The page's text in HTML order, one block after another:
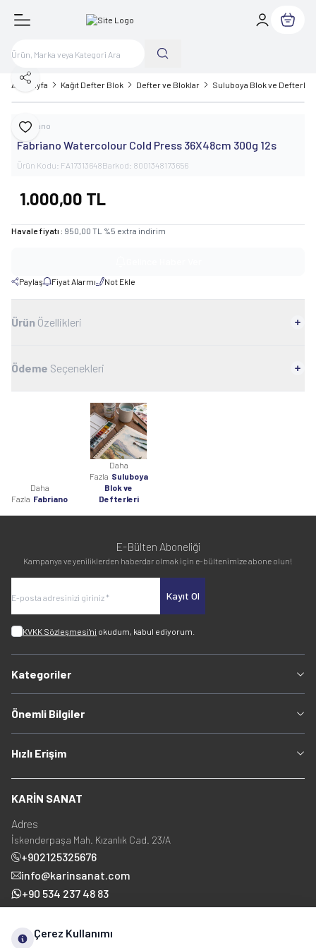
Sepetim
Ana Sayfa Kağıt Defter Blok Defter ve Bloklar Suluboya Blok ve Defterleri
Favoriye Ekle
Paylaş
Fabriano
Fabriano Watercolour Cold Press 36X48cm 300g 12s
Ürün Kodu: FA17313648Barkod: 8001348173656
1.000,00 TL
Havale fiyatı : 950,00 TL %5 extra indirim
Paylaş Fiyat Alarmı Not Ekle
Ürün Özellikleri
Ödeme Seçenekleri
Daha
Fazla Fabriano
Daha
Fazla Suluboya
Blok ve
Defterleri
E-Bülten Aboneliği
Kampanya ve yeniliklerden haberdar olmak için e-bültenimize abone olun!
Kayıt Ol
KVKK Sözleşmesi'ni okudum, kabul ediyorum.
Kategoriler
Önemli Bilgiler
Hızlı Erişim
KARİN SANAT
Adres
İskenderpaşa Mah. Kızanlık Cad. 23/A
+902125325676
info@karinsanat.com
+90 534 237 48 83
Çerez Kullanımı